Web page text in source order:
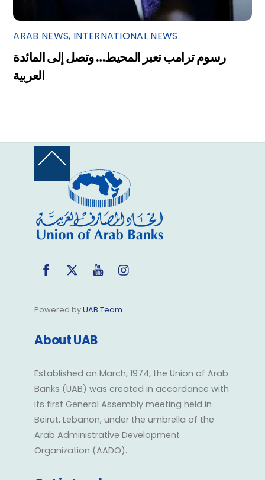
ARAB NEWS, INTERNATIONAL NEWS
رسوم ترامب تعبر المحيط… وتصل إلى المائدة
العربية
Back
Top
FacebookTwitter YouTube
Powered byUAB Team
About UAB
Established on March, 1974, the Union of Arab
Banks (UAB) was created in accordance with
its first General Assembly meeting held in
Beirut, Lebanon, under the umbrella of the
Arab Administrative Development
Organization (AADO).